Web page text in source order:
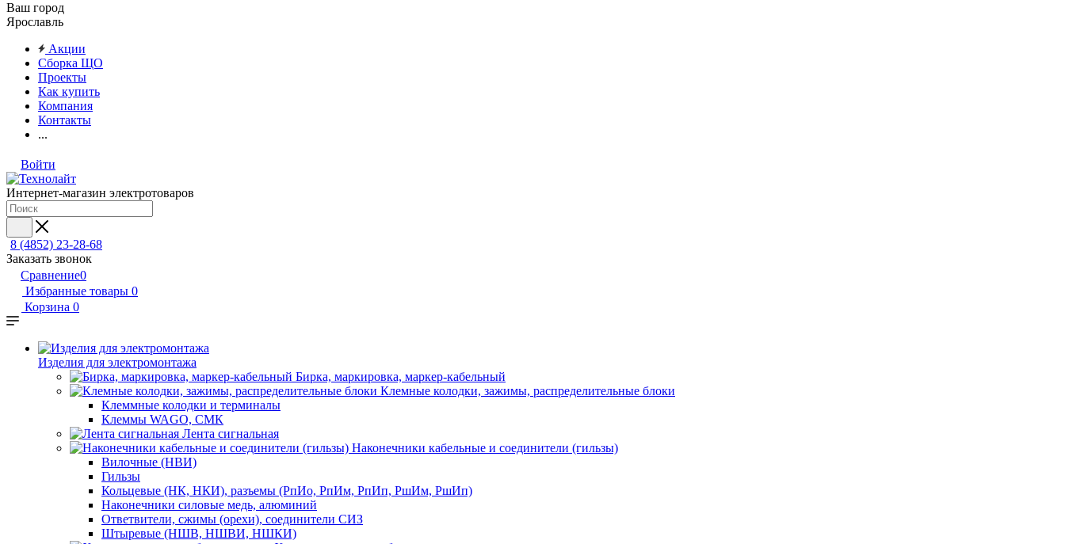
Ваш город
Ярославль
Акции
Сборка ЩО
Проекты
Как купить
Компания
Контакты
...
Войти
Интернет-магазин электротоваров
8 (4852) 23-28-68
Заказать звонок
Сравнение0
Избранные товары 0
Корзина 0
Изделия для электромонтажа
Бирка, маркировка, маркер-кабельный
Клемные колодки, зажимы, распределительные блоки
Клеммные колодки и терминалы
Клеммы WAGO, СМК
Лента сигнальная
Наконечники кабельные и соединители (гильзы)
Вилочные (НВИ)
Гильзы
Кольцевые (НК, НКИ), разъемы (РпИо, РпИм, РпИп, РшИм, РшИп)
Наконечники силовые медь, алюминий
Ответвители, сжимы (орехи), соединители СИЗ
Штыревые (НШВ, НШВИ, НШКИ)